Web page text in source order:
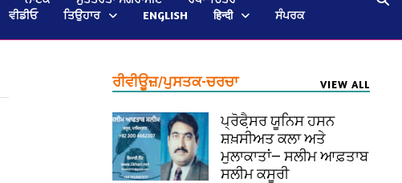
ਵੀਡੀਓ ਤਿਉਹਾਰ ENGLISH हिन्दी
ਸੰਪਰਕ
ਰੀਵੀਊਜ਼/ਪੁਸਤਕ-ਚਰਚਾ VIEW ALL
ਪ੍ਰੋਫੈ਼ਸਰ ਯੂਨਿਸ ਹਸਨ
ਸ਼ਖ਼ਸੀਅਤ ਕਲਾ ਅਤੇ
ਮੁਲਾਕਾਤਾਂ— ਸਲੀਮ ਆਫ਼ਤਾਬ
ਸਲੀਮ ਕਸੂਰੀ